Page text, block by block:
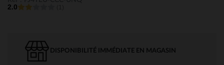
2.0
DISPONIBILITÉ IMMÉDIATE EN MAGASIN